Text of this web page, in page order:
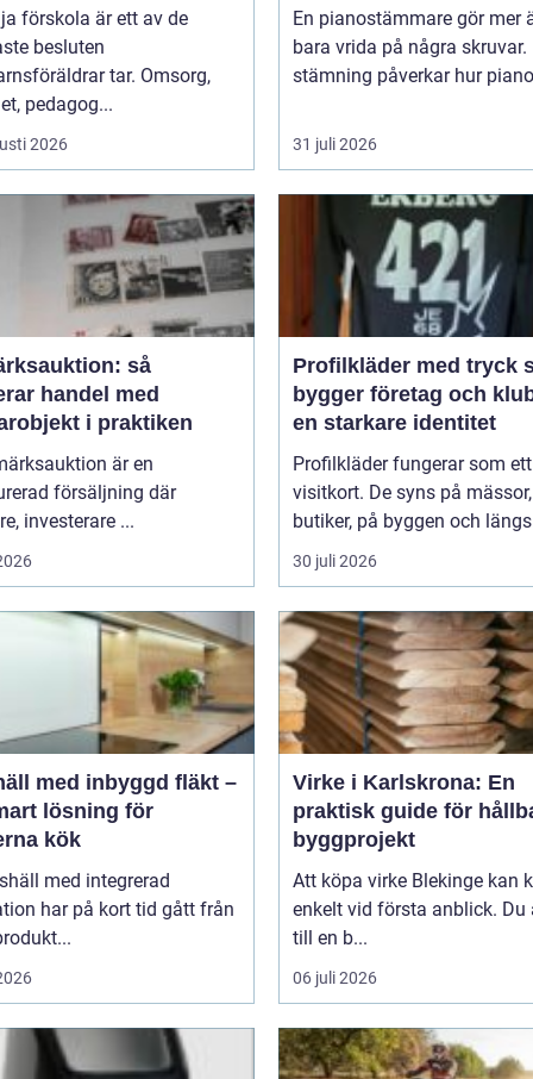
förskola är ett av de
besluten
tar. Omsorg,
pedagog...
2026
En pianostämmare gör mer
bara vrida på några skruvar.
stämning påverkar hur
31 juli 2026
så
handel med
i praktiken
är en
försäljning där
investerare ...
Profilkläder med tryck så
bygger företag och
en starkare identitet
Profilkläder fungerar som
visitkort. De syns på
butiker, på byggen och
30 juli 2026
med inbyggd fläkt –
lösning för
kök
med integrerad
har på kort tid gått från
Virke i Karlskrona: En
praktisk guide för
byggprojekt
Att köpa virke Blekinge kan
enkelt vid första anblick. Du
till en b...
06 juli 2026